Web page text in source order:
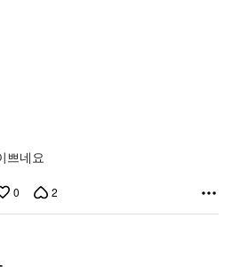
쁘네요
0 2